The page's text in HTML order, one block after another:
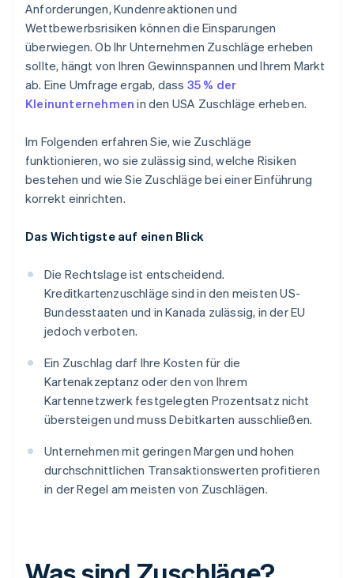
Anforderungen, Kundenreaktionen und
Wettbewerbsrisiken können die Einsparungen
überwiegen. Ob Ihr Unternehmen Zuschläge erheben
sollte, hängt von Ihren Gewinnspannen und Ihrem Markt
ab. Eine Umfrage ergab, dass 35 % der
Kleinunternehmen in den USA Zuschläge erheben.
Im Folgenden erfahren Sie, wie Zuschläge
funktionieren, wo sie zulässig sind, welche Risiken
bestehen und wie Sie Zuschläge bei einer Einführung
korrekt einrichten.
Das Wichtigste auf einen Blick
Die Rechtslage ist entscheidend.
Kreditkartenzuschläge sind in den meisten US-
Bundesstaaten und in Kanada zulässig, in der EU
jedoch verboten.
Ein Zuschlag darf Ihre Kosten für die
Kartenakzeptanz oder den von Ihrem
Kartennetzwerk festgelegten Prozentsatz nicht
übersteigen und muss Debitkarten ausschließen.
Unternehmen mit geringen Margen und hohen
durchschnittlichen Transaktionswerten profitieren
in der Regel am meisten von Zuschlägen.